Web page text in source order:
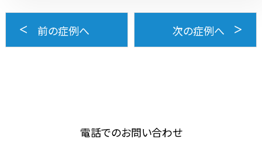
前の症例へ 次の症例へ
電話でのお問い合わせ